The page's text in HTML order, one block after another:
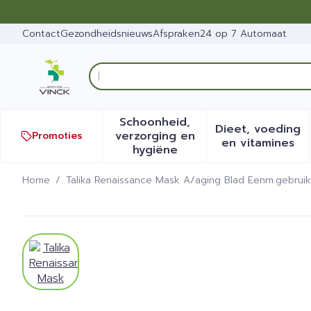
ContactGezondheidsnieuwsAfspraken24 op 7 Automaat
Product, merk, categorie...
Ontd
Promoties
Schoonheid,
verzorging en
hygiëneToon submenu voor
Dieet, voeding
en vitamines
Toon
Home / Talika Renaissance Mask A/aging Blad Eenm.gebruik
View larger image
Talika Renaissance Mask